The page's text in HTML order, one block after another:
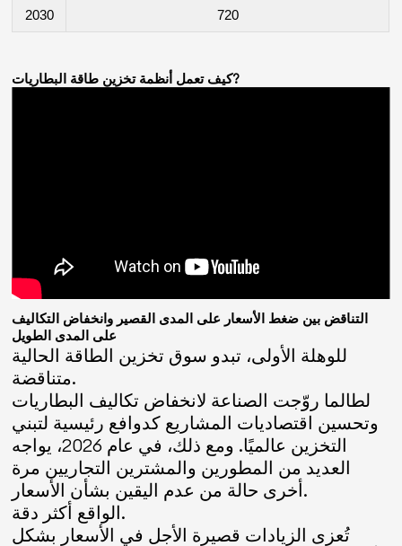
2030 720
كيف تعمل أنظمة تخزين طاقة البطاريات?
التناقض بين ضغط الأسعار على المدى القصير وانخفاض التكاليف
على المدى الطويل
للوهلة الأولى، تبدو سوق تخزين الطاقة الحالية
متناقضة.
لطالما روّجت الصناعة لانخفاض تكاليف البطاريات
وتحسين اقتصاديات المشاريع كدوافع رئيسية لتبني
التخزين عالميًا. ومع ذلك، في عام 2026، يواجه
العديد من المطورين والمشترين التجاريين مرة
أخرى حالة من عدم اليقين بشأن الأسعار.
الواقع أكثر دقة.
تُعزى الزيادات قصيرة الأجل في الأسعار بشكل